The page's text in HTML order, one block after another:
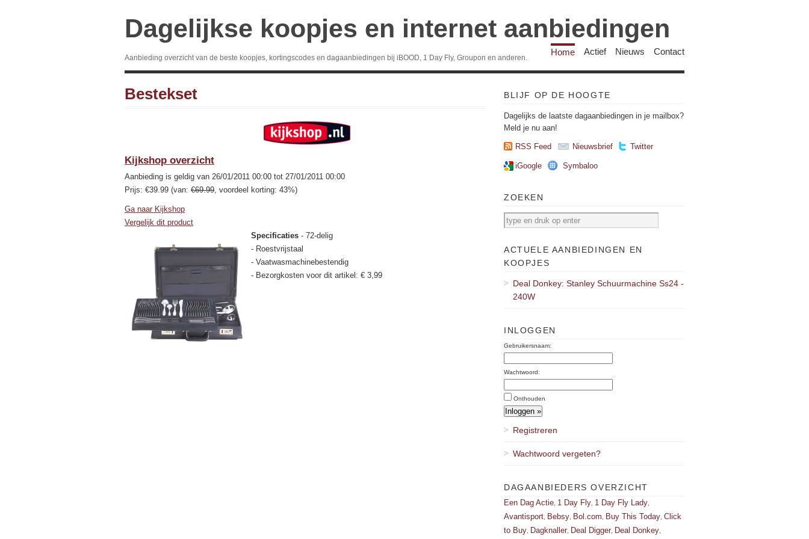
Dagelijkse koopjes en internet aanbiedingen
Aanbieding overzicht van de beste koopjes, kortingscodes en dagaanbiedingen bij iBOOD, 1 Day Fly, Groupon en anderen.
Home Actief Nieuws Contact
Bestekset
Kijkshop overzicht
Aanbieding is geldig van 26/01/2011 00:00 tot 27/01/2011 00:00
Prijs: €39.99 (van: €69.99, voordeel korting: 43%)
Ga naar Kijkshop
Vergelijk dit product
Specificaties - 72-delig
- Roestvrijstaal
- Vaatwasmachinebestendig
- Bezorgkosten voor dit artikel: € 3,99
BLIJF OP DE HOOGTE
Dagelijks de laatste dagaanbiedingen in je mailbox?
Meld je nu aan!
RSS Feed Nieuwsbrief Twitter
iGoogle Symbaloo
ZOEKEN
ACTUELE AANBIEDINGEN EN
KOOPJES
Deal Donkey: Stanley Schuurmachine Ss24 -
240W
INLOGGEN
Gebruikersnaam:
Wachtwoord:
Onthouden
Registreren
Wachtwoord vergeten?
DAGAANBIEDERS OVERZICHT
Een Dag Actie 1 Day Fly 1 Day Fly Lady
Avantisport Bebsy Bol.com Buy This Today Click
to Buy Dagknaller Deal Digger Deal Donkey